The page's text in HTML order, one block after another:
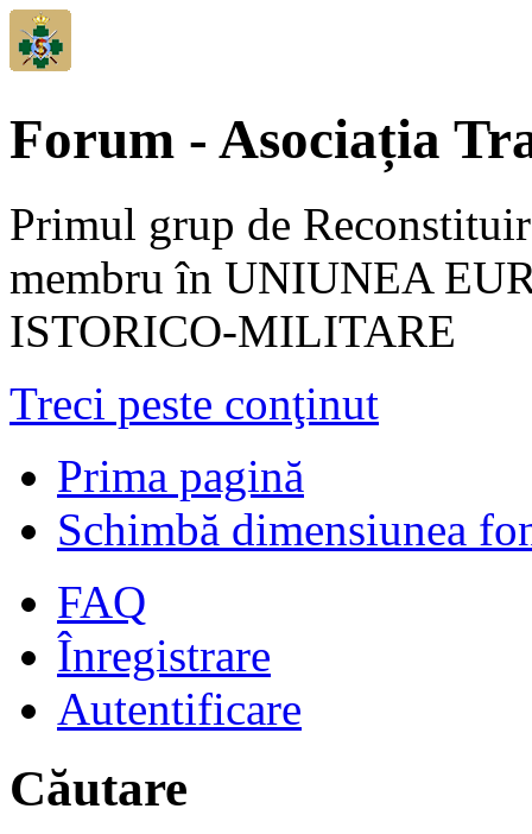
Forum - Asociația
Primul grup de
membru în UNIUNEA
ISTORICO-MILITARE
Treci peste conţinut
Prima pagină
Schimbă dimensiunea
FAQ
Înregistrare
Autentificare
Căutare